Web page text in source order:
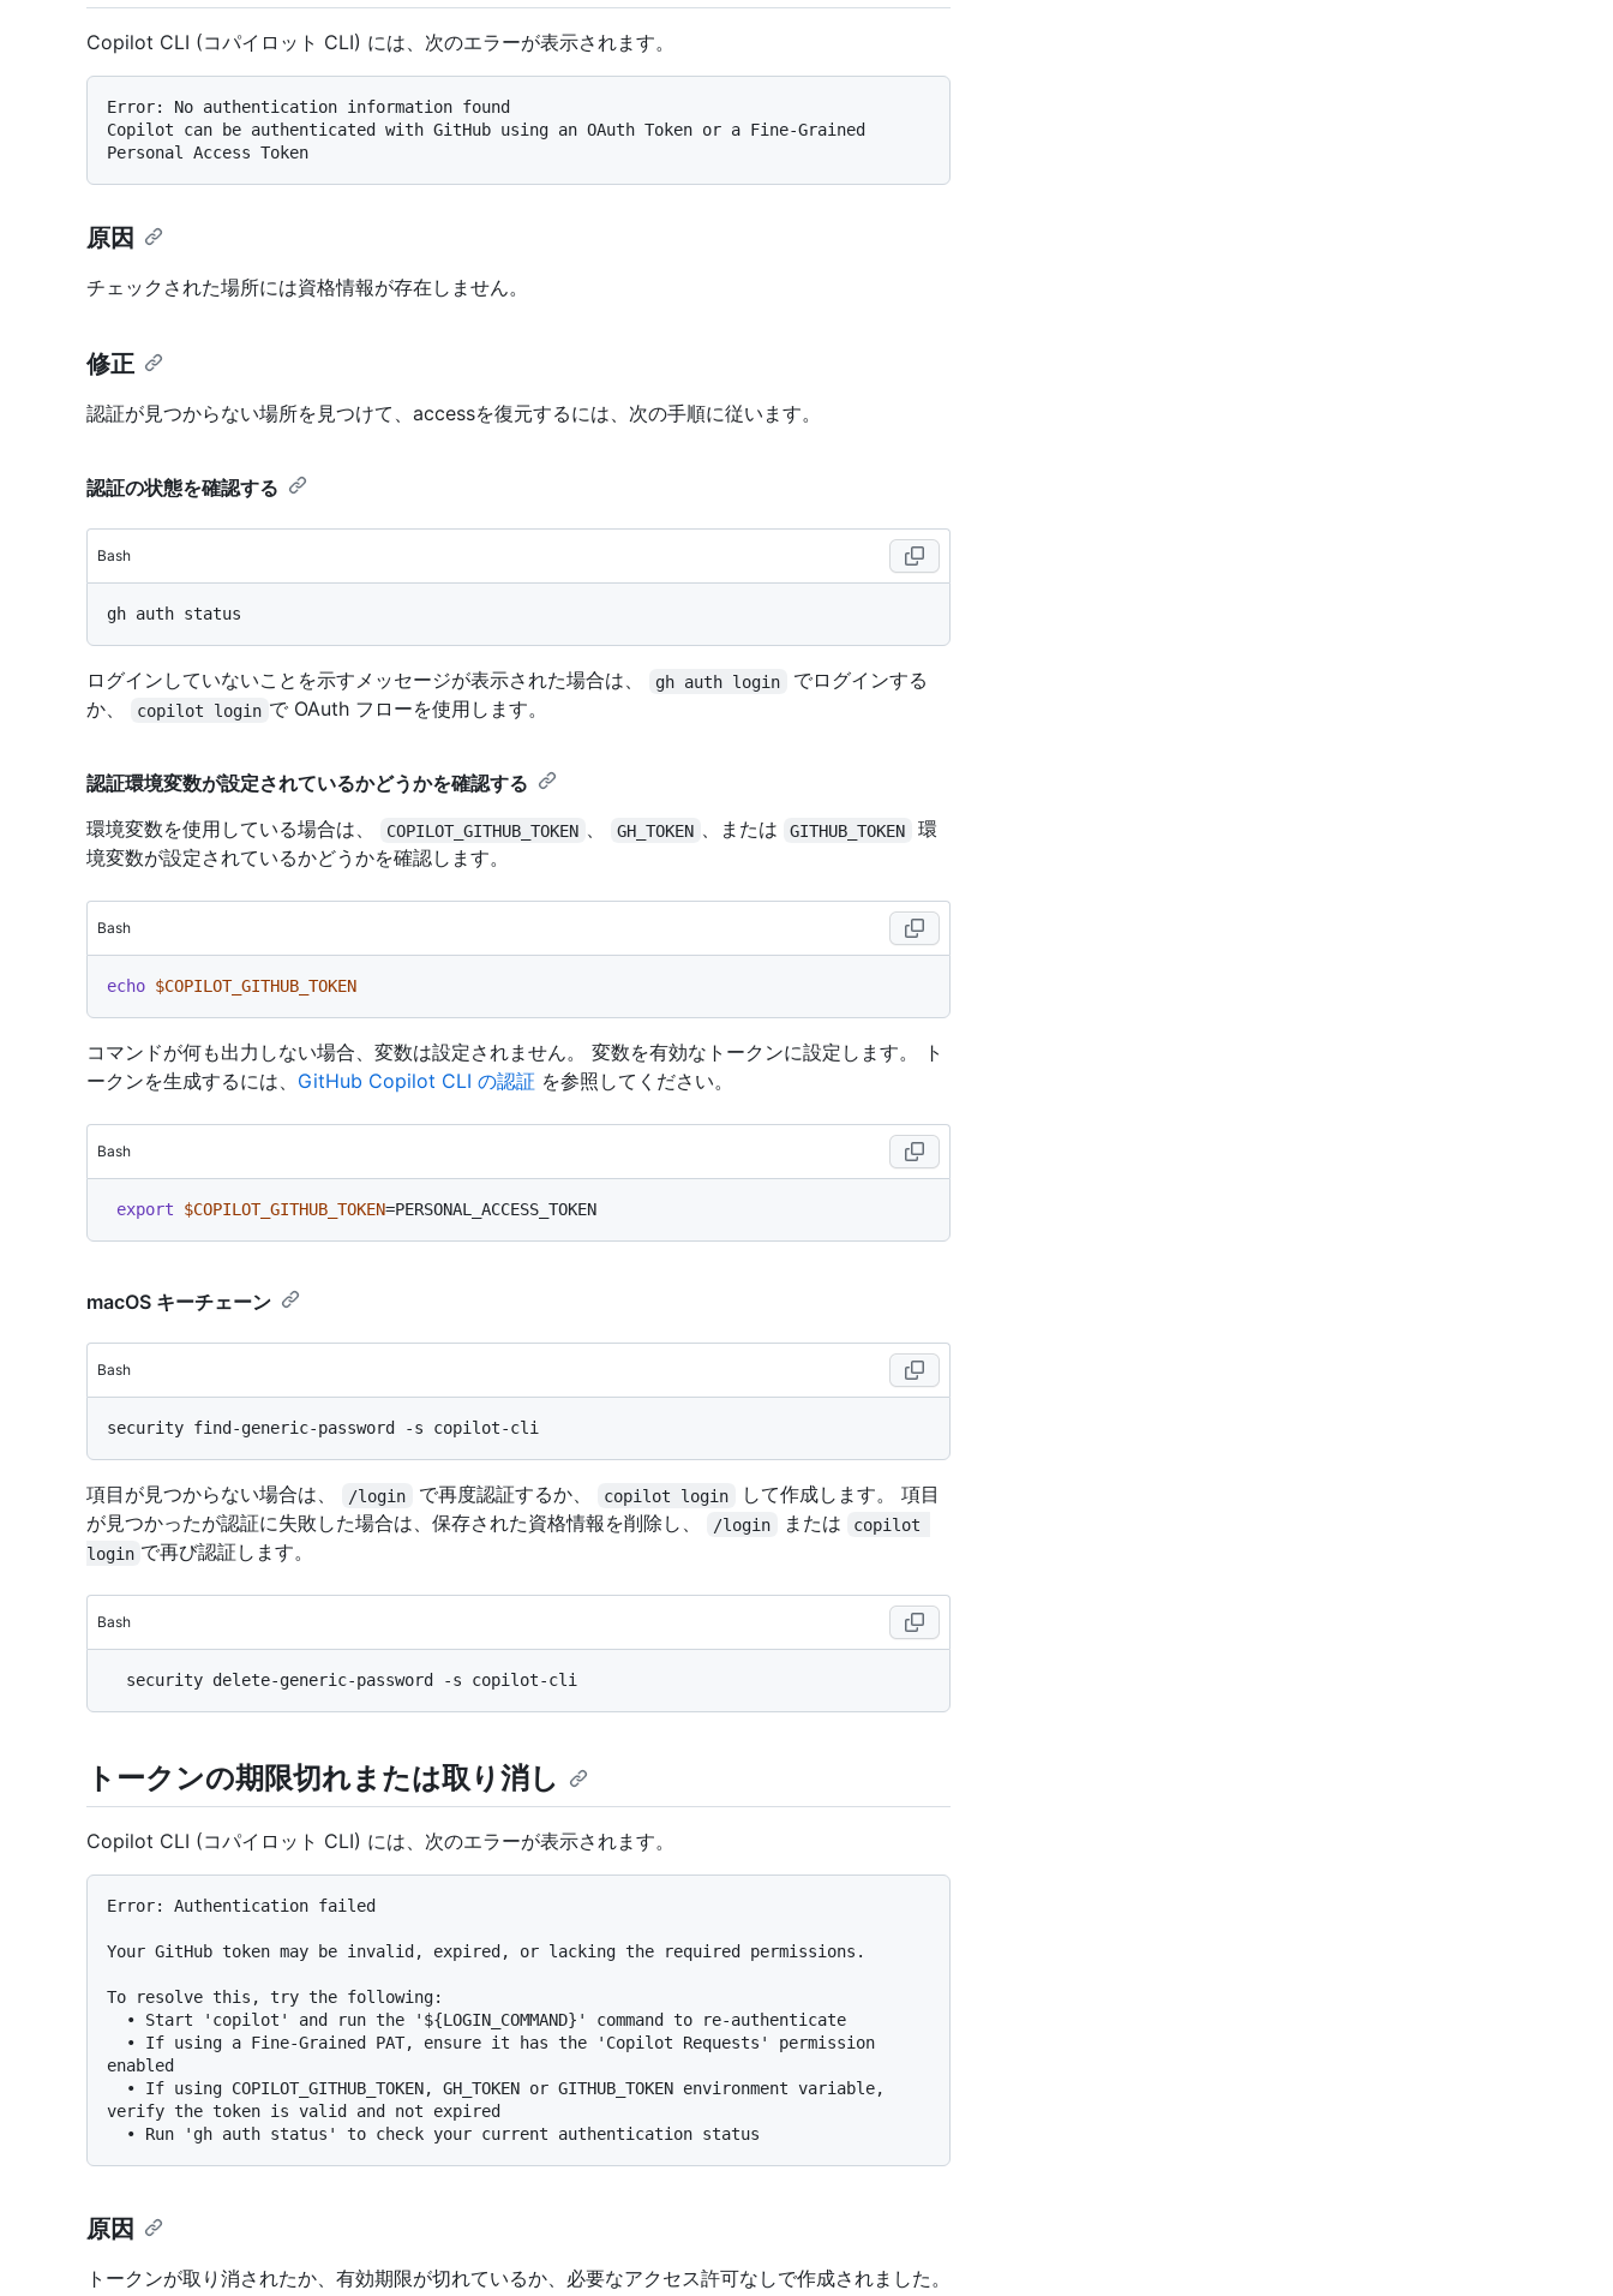
Copilot CLI (コパイロット CLI) には、次のエラーが表示されます。
Error: No authentication information found
Copilot can be authenticated with GitHub using an OAuth Token or a Fine-Grained
原因
チェックされた場所には資格情報が存在しません。
修正
認証が見つからない場所を見つけて、accessを復元するには、次の手順に従います。
認証の状態を確認する
Bash
ログインしていないことを示すメッセージが表示された場合は、 gh auth login
でログインする
か、
copilot login で OAuth フローを使用します。
認証環境変数が設定されているかどうかを確認する
環境変数を使用している場合は、
COPILOT_GITHUB_TOKEN 、 GH_TOKEN 、または GITHUB_TOKEN
環
境変数が設定されているかどうかを確認します。
Bash
echo $COPILOT_GITHUB_TOKEN
コマンドが何も出力しない場合、変数は設定されません。 変数を有効なトークンに設定します。 ト
ークンを生成するには、 GitHub Copilot CLI の認証 を参照してください。
Bash
export $COPILOT_GITHUB_TOKEN
macOS キーチェーン
Bash
項目が見つからない場合は、 /login で再度認証するか、 copilot login
して作成します。 項目
が見つかったが認証に失敗した場合は、保存された資格情報を削除し、
/login または
copilot
login で再び認証します。
Bash
トークンの期限切れまたは取り消し
Copilot CLI (コパイロット CLI) には、次のエラーが表示されます。
Error: Authentication failed
Your GitHub token may be invalid, expired, or lacking the required permissions.
To resolve this, try the following:
enabled
verify the token is valid and not expired
原因
トークンが取り消されたか、有効期限が切れているか、必要なアクセス許可なしで作成されました。